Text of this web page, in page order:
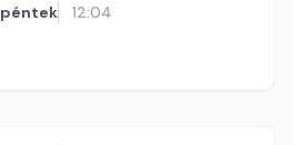
péntek 12:04